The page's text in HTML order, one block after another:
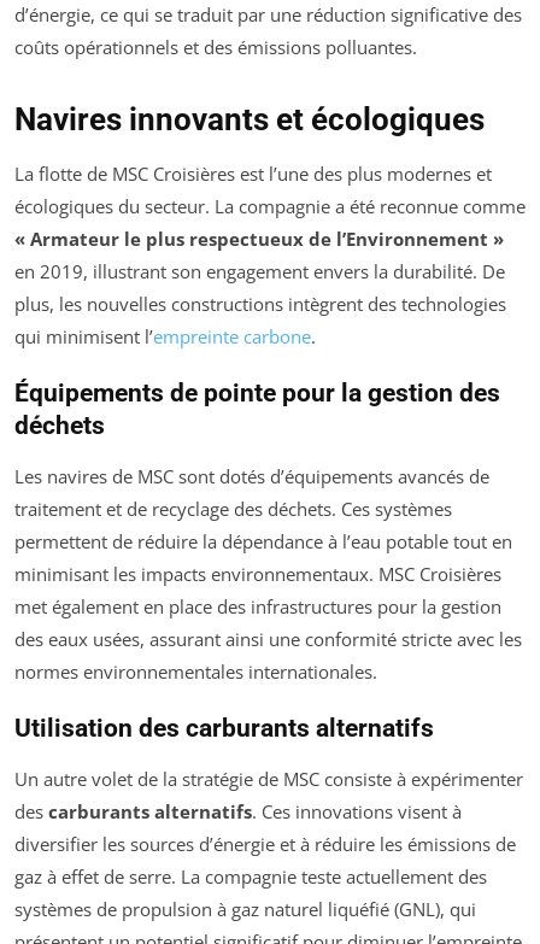
d’énergie, ce qui se traduit par une réduction significative des
coûts opérationnels et des émissions polluantes.
Navires innovants et écologiques
La flotte de MSC Croisières est l’une des plus modernes et
écologiques du secteur. La compagnie a été reconnue comme
« Armateur le plus respectueux de l’Environnement »
en 2019, illustrant son engagement envers la durabilité. De
plus, les nouvelles constructions intègrent des technologies
qui minimisent l’empreinte carbone.
Équipements de pointe pour la gestion des
déchets
Les navires de MSC sont dotés d’équipements avancés de
traitement et de recyclage des déchets. Ces systèmes
permettent de réduire la dépendance à l’eau potable tout en
minimisant les impacts environnementaux. MSC Croisières
met également en place des infrastructures pour la gestion
des eaux usées, assurant ainsi une conformité stricte avec les
normes environnementales internationales.
Utilisation des carburants alternatifs
Un autre volet de la stratégie de MSC consiste à expérimenter
des carburants alternatifs. Ces innovations visent à
diversifier les sources d’énergie et à réduire les émissions de
gaz à effet de serre. La compagnie teste actuellement des
systèmes de propulsion à gaz naturel liquéfié (GNL), qui